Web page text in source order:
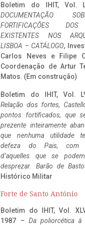
Boletim do IHIT, Vol.
DOCUMENTAÇÃO
FORTIFICAÇÕES
EXISTENTES NOS
LISBOA – CATÁLOGO,
Carlos Neves e Filipe
Coordenação de Artur
Matos. (Em construção)
Boletim do IHIT, Vol.
Relação dos fortes,
pontos fortificados, que
prezente inteiramente
que nenhuma utilidade
defeza do Pais, com
d’aquelles que se
desprezar. Barão de
Histórico Militar
Forte de Santo António
Boletim do IHIT, Vol.
1987 – Da poliorcética à